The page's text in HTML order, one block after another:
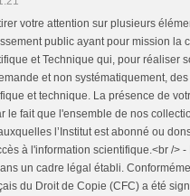
votre attention sur plusieurs
public ayant pour mission la
et Technique qui, pour réaliser
et non systématiquement,
et technique. La présence de
le fait que l'ensemble de nos
l’Institut est abonné ou
à l'information scientifique.<br />
un cadre légal établi.
du Droit de Copie (CFC) a été